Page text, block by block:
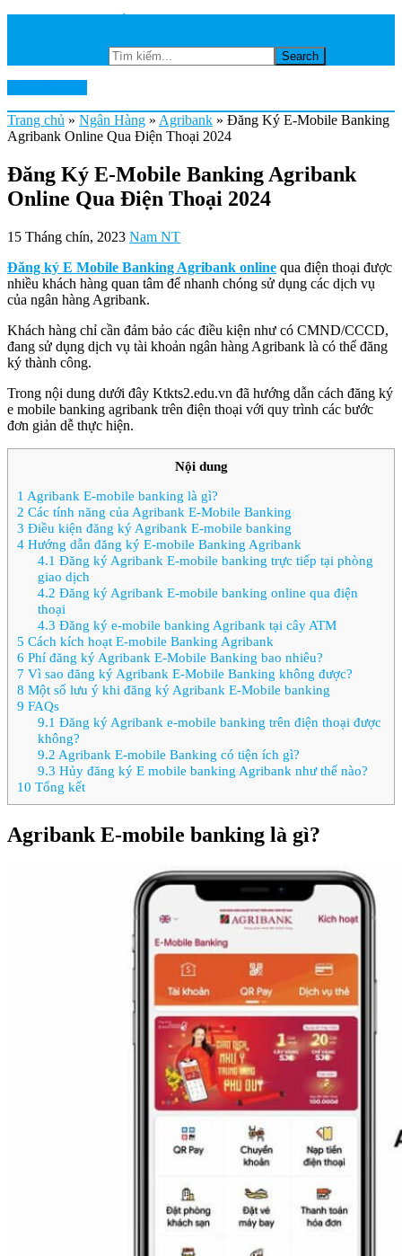
Trang chủ » Ngân Hàng » Agribank » Đăng Ký E-Mobile Banking
Agribank Online Qua Điện Thoại 2024
Đăng Ký E-Mobile Banking Agribank
Online Qua Điện Thoại 2024
15 Tháng chín, 2023 Nam NT
Đăng ký E Mobile Banking Agribank online qua điện thoại được
nhiều khách hàng quan tâm để nhanh chóng sử dụng các dịch vụ
của ngân hàng Agribank.
Khách hàng chỉ cần đảm bảo các điều kiện như có CMND/CCCD,
đang sử dụng dịch vụ tài khoản ngân hàng Agribank là có thể đăng
ký thành công.
Trong nội dung dưới đây Ktkts2.edu.vn đã hướng dẫn cách đăng ký
e mobile banking agribank trên điện thoại với quy trình các bước
đơn giản dễ thực hiện.
Nội dung
1 Agribank E-mobile banking là gì?
2 Các tính năng của Agribank E-Mobile Banking
3 Điều kiện đăng ký Agribank E-mobile banking
4 Hướng dẫn đăng ký E-mobile Banking Agribank
4.1 Đăng ký Agribank E-mobile banking trực tiếp tại phòng
giao dịch
4.2 Đăng ký Agribank E-mobile banking online qua điện
thoại
4.3 Đăng ký e-mobile banking Agribank tại cây ATM
5 Cách kích hoạt E-mobile Banking Agribank
6 Phí đăng ký Agribank E-Mobile Banking bao nhiêu?
7 Vì sao đăng ký Agribank E-Mobile Banking không được?
8 Một số lưu ý khi đăng ký Agribank E-Mobile banking
9 FAQs
9.1 Đăng ký Agribank e-mobile banking trên điện thoại được
không?
9.2 Agribank E-mobile Banking có tiện ích gì?
9.3 Hủy đăng ký E mobile banking Agribank như thế nào?
10 Tổng kết
Agribank E-mobile banking là gì?